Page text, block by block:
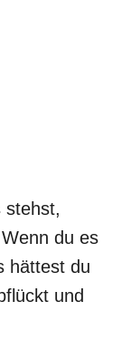
stehst,
du es
hättest du
und